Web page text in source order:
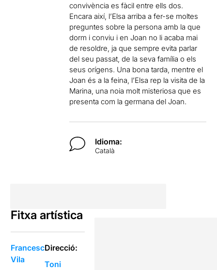
convivència es fàcil entre ells dos.
Encara així, l’Elsa arriba a fer-se moltes
preguntes sobre la persona amb la que
dorm i conviu i en Joan no li acaba mai
de resoldre, ja que sempre evita parlar
del seu passat, de la seva família o els
seus orígens. Una bona tarda, mentre el
Joan és a la feina, l’Elsa rep la visita de la
Marina, una noia molt misteriosa que es
presenta com la germana del Joan.
Idioma:
Català
Fitxa artística
Francesc
Vila
Direcció:
Toni